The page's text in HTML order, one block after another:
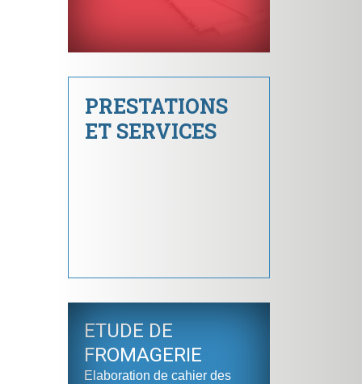
PRESTATIONS
ET SERVICES
ETUDE DE
FROMAGERIE
Elaboration de cahier des